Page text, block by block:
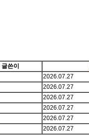
글쓴이
2026.07.27
2026.07.27
2026.07.27
2026.07.27
2026.07.27
2026.07.27